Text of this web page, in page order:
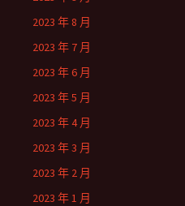
2023 年 8 月
2023 年 7 月
2023 年 6 月
2023 年 5 月
2023 年 4 月
2023 年 3 月
2023 年 2 月
2023 年 1 月